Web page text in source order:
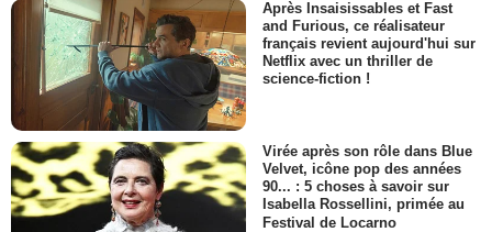
Après Insaisissables et Fast
and Furious, ce réalisateur
français revient aujourd'hui sur
Netflix avec un thriller de
science-fiction !
Virée après son rôle dans Blue
Velvet, icône pop des années
90... : 5 choses à savoir sur
Isabella Rossellini, primée au
Festival de Locarno